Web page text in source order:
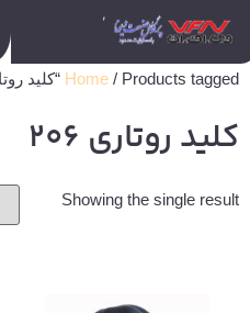
Home / Products tagged “کلید روتاری 206”
کلید روتاری 206
Showing the single result